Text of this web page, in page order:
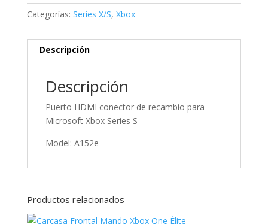
Categorías: Series X/S, Xbox
Descripción
Descripción
Puerto HDMI conector de recambio para
Microsoft Xbox Series S
Model: A152e
Productos relacionados